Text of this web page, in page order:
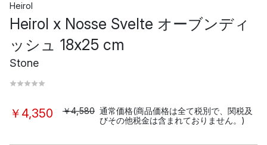
Heirol
Heirol x Nosse Svelte オーブンディ
ッシュ 18x25 cm
Stone
￥4,350 ￥4,580 通常価格(商品価格は全て税別で、関税及
びその他税金は含まれておりません。)